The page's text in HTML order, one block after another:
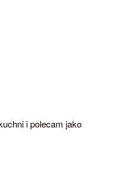
i polecam jako